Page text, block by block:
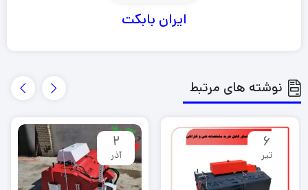
ایران بابکت
نوشته های مرتبط
6
تیر
2
آذر